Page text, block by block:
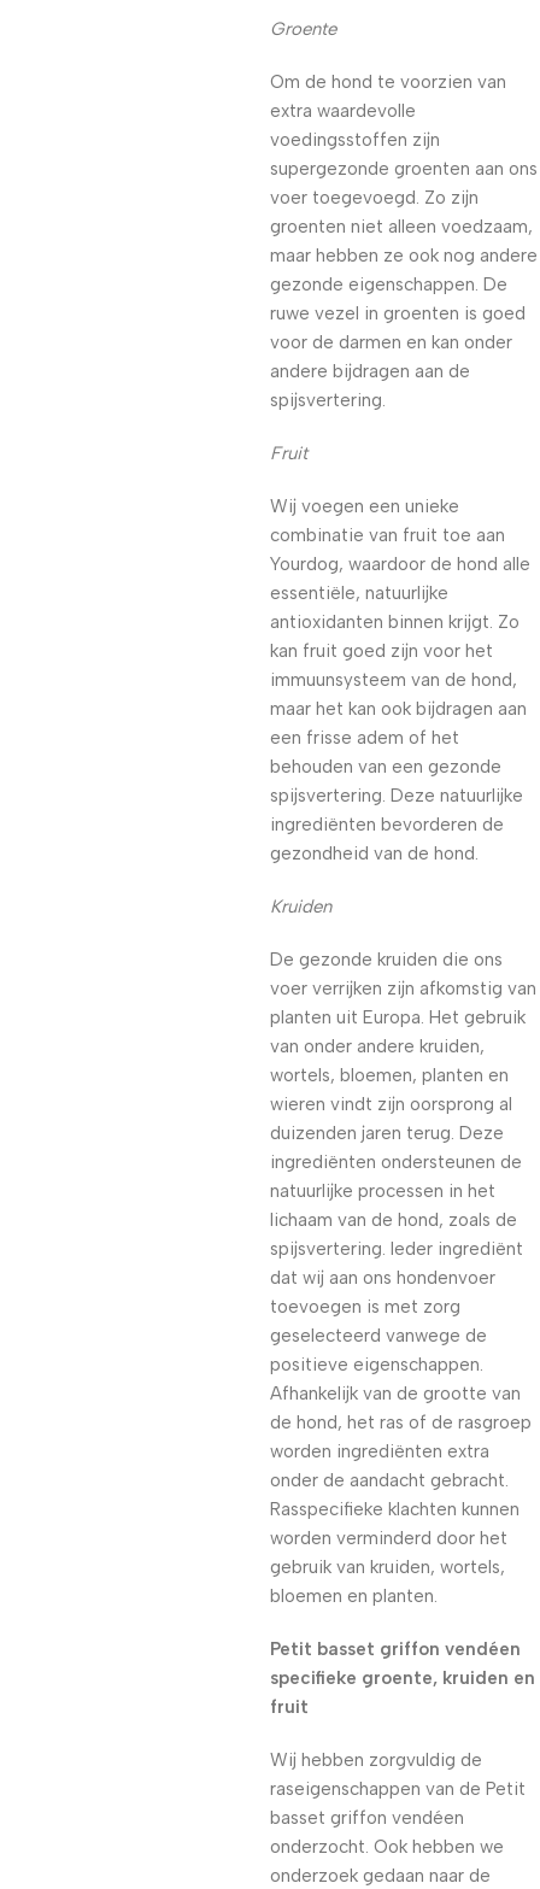
Groente
Om de hond te voorzien van
extra waardevolle
voedingsstoffen zijn
supergezonde groenten aan ons
voer toegevoegd. Zo zijn
groenten niet alleen voedzaam,
maar hebben ze ook nog andere
gezonde eigenschappen. De
ruwe vezel in groenten is goed
voor de darmen en kan onder
andere bijdragen aan de
spijsvertering.
Fruit
Wij voegen een unieke
combinatie van fruit toe aan
Yourdog, waardoor de hond alle
essentiële, natuurlijke
antioxidanten binnen krijgt. Zo
kan fruit goed zijn voor het
immuunsysteem van de hond,
maar het kan ook bijdragen aan
een frisse adem of het
behouden van een gezonde
spijsvertering. Deze natuurlijke
ingrediënten bevorderen de
gezondheid van de hond.
Kruiden
De gezonde kruiden die ons
voer verrijken zijn afkomstig van
planten uit Europa. Het gebruik
van onder andere kruiden,
wortels, bloemen, planten en
wieren vindt zijn oorsprong al
duizenden jaren terug. Deze
ingrediënten ondersteunen de
natuurlijke processen in het
lichaam van de hond, zoals de
spijsvertering. Ieder ingrediënt
dat wij aan ons hondenvoer
toevoegen is met zorg
geselecteerd vanwege de
positieve eigenschappen.
Afhankelijk van de grootte van
de hond, het ras of de rasgroep
worden ingrediënten extra
onder de aandacht gebracht.
Rasspecifieke klachten kunnen
worden verminderd door het
gebruik van kruiden, wortels,
bloemen en planten.
Petit basset griffon vendéen
specifieke groente, kruiden en
fruit
Wij hebben zorgvuldig de
raseigenschappen van de Petit
basset griffon vendéen
onderzocht. Ook hebben we
onderzoek gedaan naar de